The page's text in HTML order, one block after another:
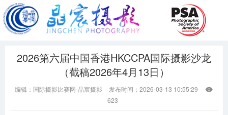
2026第六届中国香港HKCCPA国际摄影沙龙
（截稿2026年4月13日）
编辑：国际摄影比赛网-晶宸摄影 发布时间：2026-03-13 10:55:29 
623